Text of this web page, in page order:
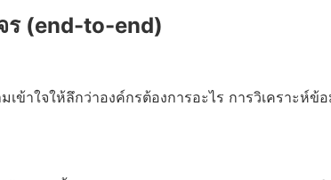
ร (end-to-end)
าใจให้ลึกว่าองค์กรต้องการอะไร การวิเคราะ